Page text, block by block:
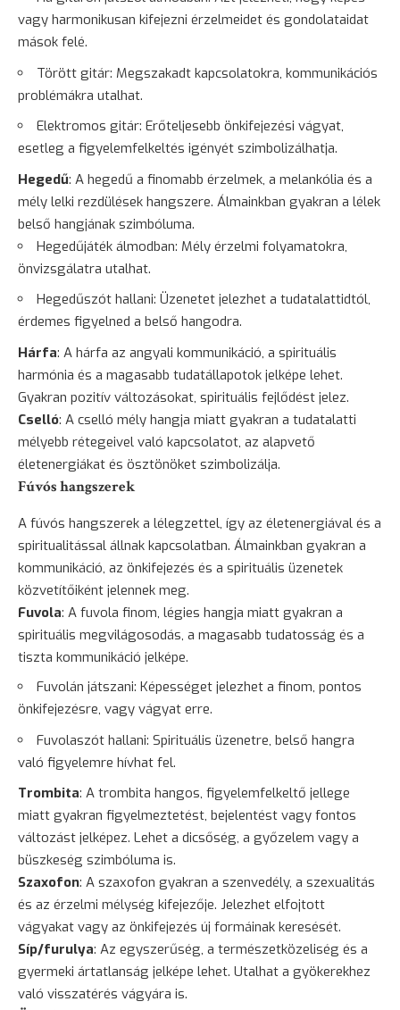
vagy harmonikusan kifejezni érzelmeidet és gondolataidat
mások felé.
Törött gitár: Megszakadt kapcsolatokra, kommunikációs
problémákra utalhat.
Elektromos gitár: Erőteljesebb önkifejezési vágyat,
esetleg a figyelemfelkeltés igényét szimbolizálhatja.
Hegedű: A hegedű a finomabb érzelmek, a melankólia és a
mély lelki rezdülések hangszere. Álmainkban gyakran a lélek
belső hangjának szimbóluma.
Hegedűjáték álmodban: Mély érzelmi folyamatokra,
önvizsgálatra utalhat.
Hegedűszót hallani: Üzenetet jelezhet a tudatalattidtól,
érdemes figyelned a belső hangodra.
Hárfa: A hárfa az angyali kommunikáció, a spirituális
harmónia és a magasabb tudatállapotok jelképe lehet.
Gyakran pozitív változásokat, spirituális fejlődést jelez.
Cselló: A cselló mély hangja miatt gyakran a tudatalatti
mélyebb rétegeivel való kapcsolatot, az alapvető
életenergiákat és ösztönöket szimbolizálja.
Fúvós hangszerek
A fúvós hangszerek a lélegzettel, így az életenergiával és a
spiritualitással állnak kapcsolatban. Álmainkban gyakran a
kommunikáció, az önkifejezés és a spirituális üzenetek
közvetítőiként jelennek meg.
Fuvola: A fuvola finom, légies hangja miatt gyakran a
spirituális megvilágosodás, a magasabb tudatosság és a
tiszta kommunikáció jelképe.
Fuvolán játszani: Képességet jelezhet a finom, pontos
önkifejezésre, vagy vágyat erre.
Fuvolaszót hallani: Spirituális üzenetre, belső hangra
való figyelemre hívhat fel.
Trombita: A trombita hangos, figyelemfelkeltő jellege
miatt gyakran figyelmeztetést, bejelentést vagy fontos
változást jelképez. Lehet a dicsőség, a győzelem vagy a
büszkeség szimbóluma is.
Szaxofon: A szaxofon gyakran a szenvedély, a szexualitás
és az érzelmi mélység kifejezője. Jelezhet elfojtott
vágyakat vagy az önkifejezés új formáinak keresését.
Síp/furulya: Az egyszerűség, a természetközeliség és a
gyermeki ártatlanság jelképe lehet. Utalhat a gyökerekhez
való visszatérés vágyára is.